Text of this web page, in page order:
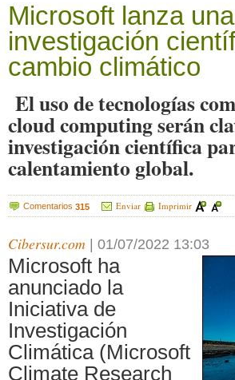
Microsoft lanza
investigación
cambio climático
El uso de tecnologías
cloud computing serán
investigación científica
calentamiento global.
Comentarios 315 Enviar Imprimir
Cibersur.com 01/07/2022 13:03
Microsoft ha
anunciado la
Iniciativa de
Investigación
Climática (Microsoft
Climate Research